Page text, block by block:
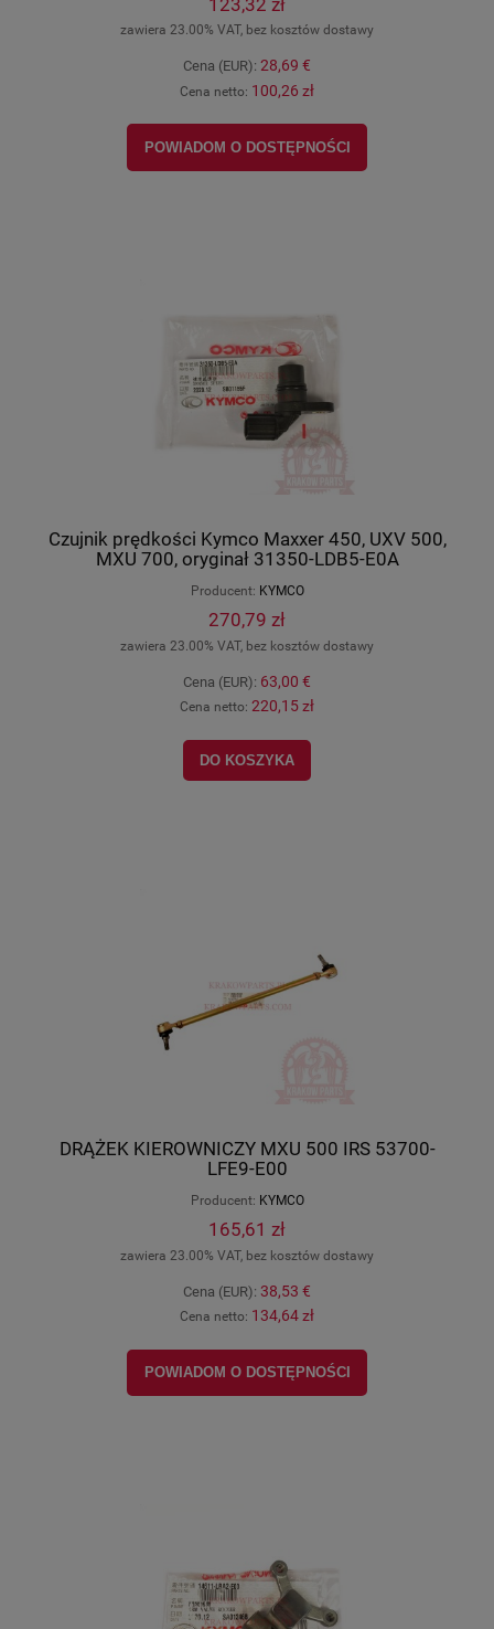
123,32 zł
zawiera 23.00% VAT, bez kosztów dostawy
Cena (EUR): 28,69 €
Cena netto: 100,26 zł
POWIADOM O DOSTĘPNOŚCI
Czujnik prędkości Kymco Maxxer 450, UXV 500,
MXU 700, oryginał 31350-LDB5-E0A
Producent: KYMCO
270,79 zł
zawiera 23.00% VAT, bez kosztów dostawy
Cena (EUR): 63,00 €
Cena netto: 220,15 zł
DO KOSZYKA
DRĄŻEK KIEROWNICZY MXU 500 IRS 53700-
LFE9-E00
Producent: KYMCO
165,61 zł
zawiera 23.00% VAT, bez kosztów dostawy
Cena (EUR): 38,53 €
Cena netto: 134,64 zł
POWIADOM O DOSTĘPNOŚCI